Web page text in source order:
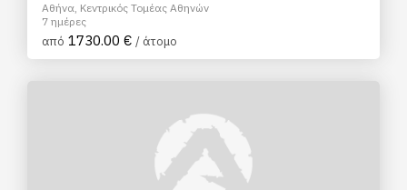
Αθήνα, Κεντρικός Τομέας Αθηνών
7 ημέρες
από 1730.00 € / άτομο